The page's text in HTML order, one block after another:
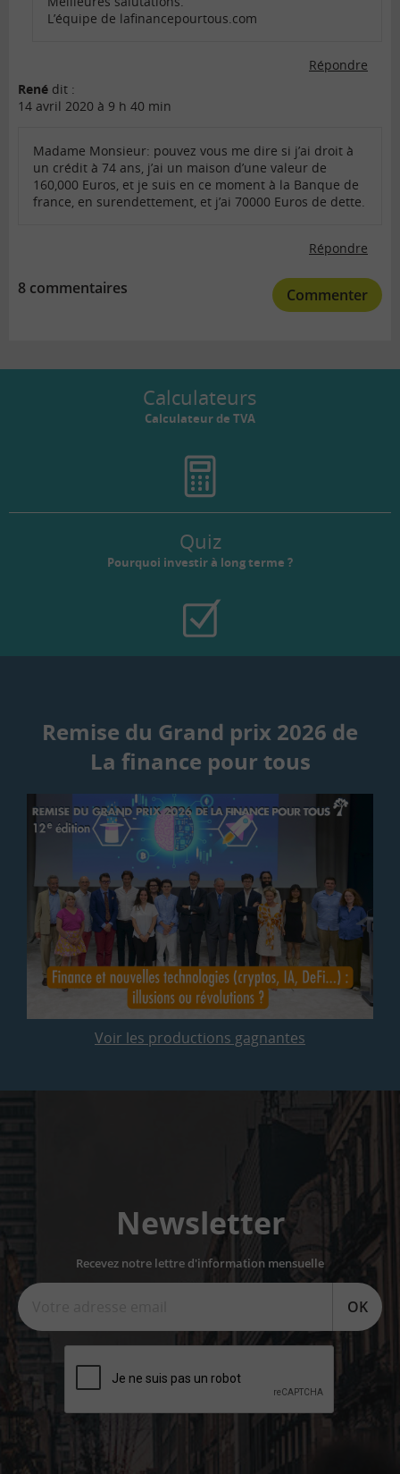
L’équipe de lafinancepourtous.com
Répondre
René dit :
14 avril 2020 à 9 h 40 min
Madame Monsieur: pouvez vous me dire si j’ai droit à
un crédit à 74 ans, j’ai un maison d’une valeur de
160,000 Euros, et je suis en ce moment à la Banque de
france, en surendettement, et j’ai 70000 Euros de dette.
Répondre
8 commentaires Commenter
Calculateurs
Calculateur de TVA
Quiz
Pourquoi investir à long terme ?
Remise du Grand prix 2026 de
La finance pour tous
Voir les productions gagnantes
Newsletter
Recevez notre lettre d'information mensuelle
OK